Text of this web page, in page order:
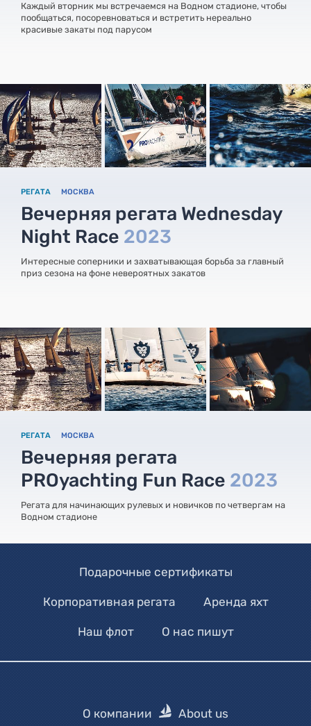
Каждый вторник мы встречаемся на Водном стадионе, чтобы
пообщаться, посоревноваться и встретить нереально
красивые закаты под парусом
РЕГАТА МОСКВА
Вечерняя регата Wednesday
Night Race 2023
Интересные соперники и захватывающая борьба за главный
приз сезона на фоне невероятных закатов
РЕГАТА МОСКВА
Вечерняя регата
PROyachting Fun Race 2023
Регата для начинающих рулевых и новичков по четвергам на
Водном стадионе
Подарочные сертификаты
Корпоративная регата Аренда яхт
Наш флот О нас пишут
О компании About us